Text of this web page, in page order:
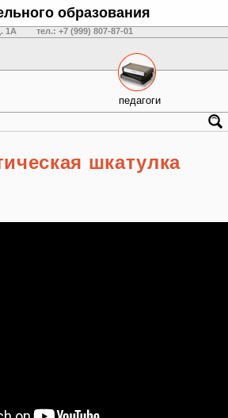
образования
1А тел.: +7 (999) 807-87-01
педагоги
шкатулка